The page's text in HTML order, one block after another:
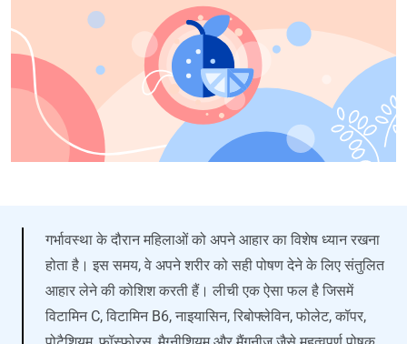
गर्भावस्था के दौरान महिलाओं को अपने आहार का विशेष ध्यान रखना
होता है। इस समय, वे अपने शरीर को सही पोषण देने के लिए संतुलित
आहार लेने की कोशिश करती हैं। लीची एक ऐसा फल है जिसमें
विटामिन C, विटामिन B6, नाइयासिन, रिबोफ्लेविन, फोलेट, कॉपर,